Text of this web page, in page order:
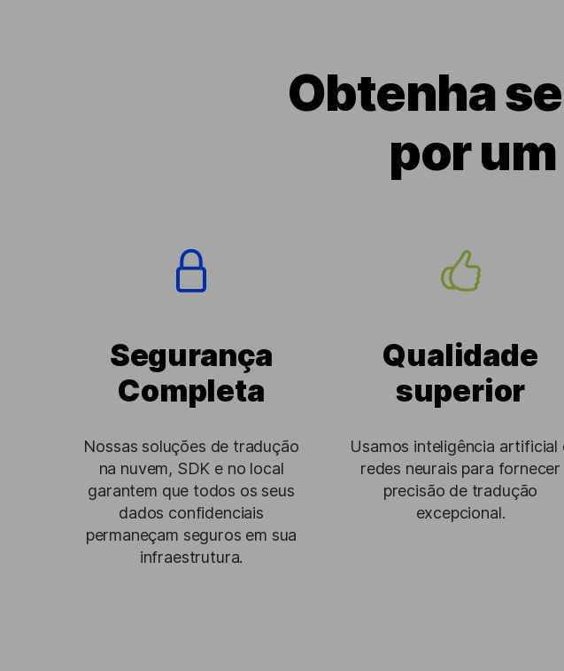
Obtenha
por
Segurança
Completa
Nossas soluções de tradução
na nuvem, SDK e no local
garantem que todos os seus
dados confidenciais
permaneçam seguros em sua
infraestrutura.
Qualidade
superior
Usamos inteligência artificial
redes neurais para fornecer
precisão de tradução
excepcional.